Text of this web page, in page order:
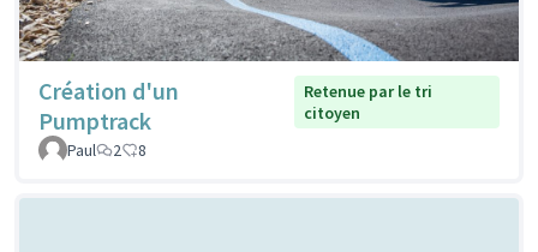
Création d'un
Pumptrack
Retenue par le tri
citoyen
Paul
2 8